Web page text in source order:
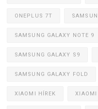
ONEPLUS 7T
SAMSUNG GALAXY NOTE 9
SAMSUNG GALAXY S9
SAMSUNG GALAXY FOLD
XIAOMI HÍREK